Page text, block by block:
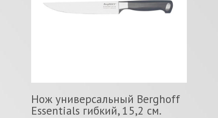
Нож универсальный Berghoff
Essentials гибкий, 15,2 см.